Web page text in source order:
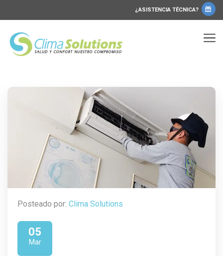
¿ASISTENCIA TÉCNICA?
Posteado por: Clima Solutions
05
Mar